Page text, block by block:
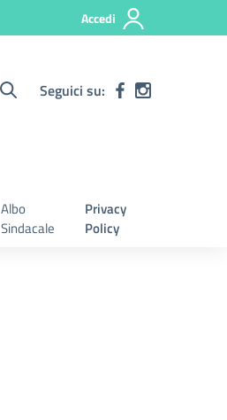
Accedi
Seguici su:
Albo
Sindacale
Privacy
Policy